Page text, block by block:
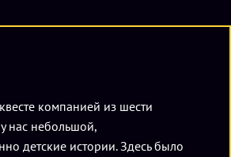
компанией из шести
нас небольшой,
детские истории. Здесь было